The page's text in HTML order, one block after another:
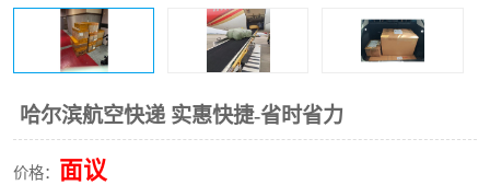
哈尔滨航空快递 实惠快捷-省时省力
价格： 面议